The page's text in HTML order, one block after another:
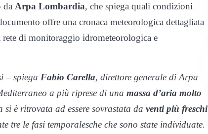
da Arpa Lombardia, che spiega quali condizioni
offre una cronaca meteorologica dettagliata
di monitoraggio idrometeorologica e
– spiega Fabio Carella, direttore generale di Arpa
a più riprese di una massa d’aria molto
è ritrovata ad essere sovrastata da venti più freschi
tre le fasi temporalesche che sono state individuate.